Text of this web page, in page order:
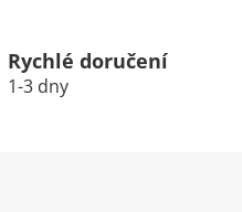
Rychlé doručení
1-3 dny